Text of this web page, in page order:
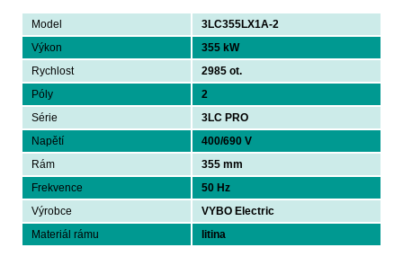
Model
3LC355LX1A-2
Výkon
355 kW
Rychlost
2985 ot.
Póly
2
Série
3LC PRO
Napětí
400/690 V
Rám
355 mm
Frekvence
50 Hz
Výrobce
VYBO Electric
Materiál rámu
litina